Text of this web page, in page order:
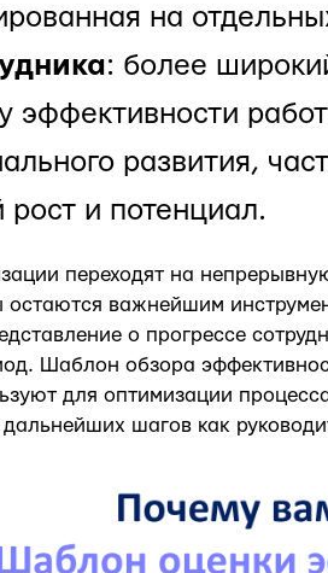
на
: более
развития,
рост и потенциал.
переходят на
остаются важнейшим
о прогрессе
Шаблон обзора
для оптимизации
шагов как